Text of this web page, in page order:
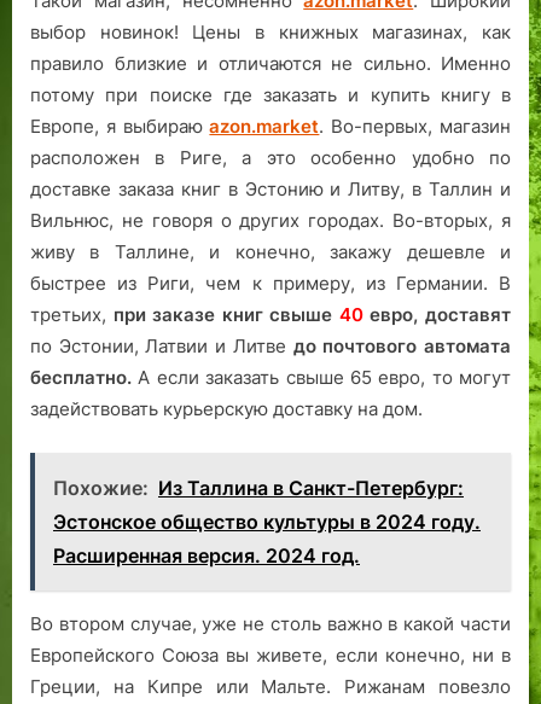
выбор новинок! Цены в книжных магазинах, как
правило близкие и отличаются не сильно. Именно
потому при поиске где заказать и купить книгу в
Европе, я выбираюazon.market. Во-первых, магазин
расположен в Риге, а это особенно удобно по
доставке заказа книг в Эстонию и Литву, в Таллин и
Вильнюс, не говоря о других городах. Во-вторых, я
живу в Таллине, и конечно, закажу дешевле и
быстрее из Риги, чем к примеру, из Германии. В
третьих, при заказе книг свыше 40евро, доставят
по Эстонии, Латвии и Литве до почтового автомата
бесплатно. А если заказать свыше 65 евро, то могут
задействовать курьерскую доставку на дом.
Похожие: Из Таллина в Санкт-Петербург:
Эстонское общество культуры в 2024 году.
Расширенная версия. 2024 год.
Во втором случае, уже не столь важно в какой части
Европейского Союза вы живете, если конечно, ни в
Греции, на Кипре или Мальте. Рижанам повезло